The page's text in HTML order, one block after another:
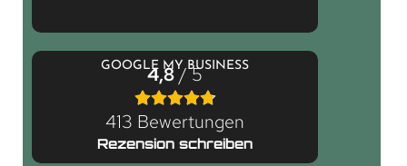
GOOGLE MY BUSINESS
4,8/ 5
413 Bewertungen
Rezension schreiben